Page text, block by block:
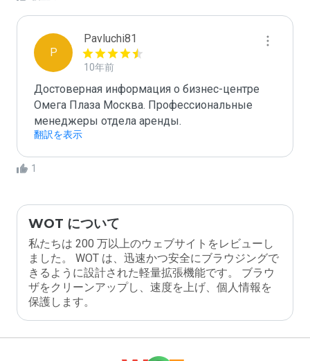
P
Pavluchi81
10年前
Достоверная информация о бизнес-центре
Омега Плаза Москва. Профессиональные
менеджеры отдела аренды.
翻訳を表示
1
WOT について
私たちは 200 万以上のウェブサイトをレビューし
ました。 WOT は、迅速かつ安全にブラウジングで
きるように設計された軽量拡張機能です。 ブラウ
ザをクリーンアップし、速度を上げ、個人情報を
保護します。